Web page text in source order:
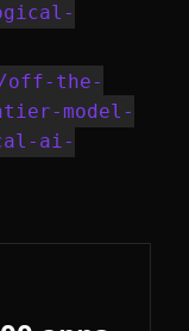
off-the-
model-
ai-